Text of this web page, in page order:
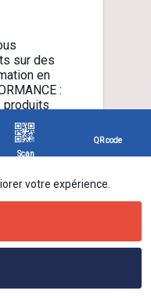
sur des
en
:
produits
résultat,
en les
les étapes
Scan
QR code
votre expérience.